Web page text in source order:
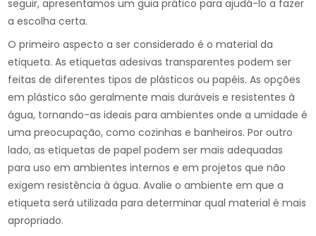
seguir, apresentamos um guia prático para ajudá-lo a fazer
a escolha certa.
O primeiro aspecto a ser considerado é o material da
etiqueta. As etiquetas adesivas transparentes podem ser
feitas de diferentes tipos de plásticos ou papéis. As opções
em plástico são geralmente mais duráveis e resistentes à
água, tornando-as ideais para ambientes onde a umidade é
uma preocupação, como cozinhas e banheiros. Por outro
lado, as etiquetas de papel podem ser mais adequadas
para uso em ambientes internos e em projetos que não
exigem resistência à água. Avalie o ambiente em que a
etiqueta será utilizada para determinar qual material é mais
apropriado.